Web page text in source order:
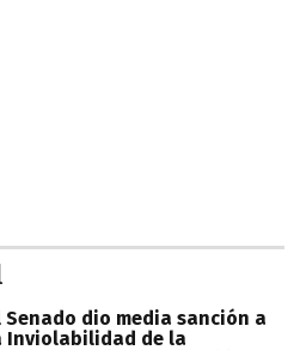
Senado dio media sanción a
Inviolabilidad de la